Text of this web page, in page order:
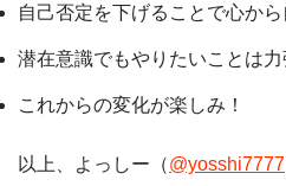
自己否定を下げることで心から
潜在意識でもやりたいことは力
これからの変化が楽しみ！
以上、よっしー（@yosshi7777